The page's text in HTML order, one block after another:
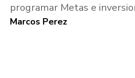
programar Metas e
Marcos Perez